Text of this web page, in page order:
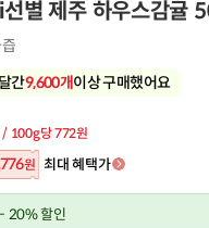
별 제주 하우스감귤
간9,600개이상 구매했어요
/ 100g당 772원
원 최대 혜택가
- 20% 할인